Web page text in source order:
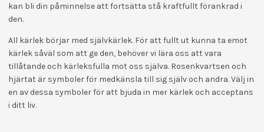
kan bli din påminnelse att fortsätta stå kraftfullt förankrad i
den.
All kärlek börjar med självkärlek. För att fullt ut kunna ta emot
kärlek såväl som att ge den, behöver vi lära oss att vara
tillåtande och kärleksfulla mot oss själva. Rosenkvartsen och
hjärtat är symboler för medkänsla till sig själv och andra. Välj in
en av dessa symboler för att bjuda in mer kärlek och acceptans
i ditt liv.